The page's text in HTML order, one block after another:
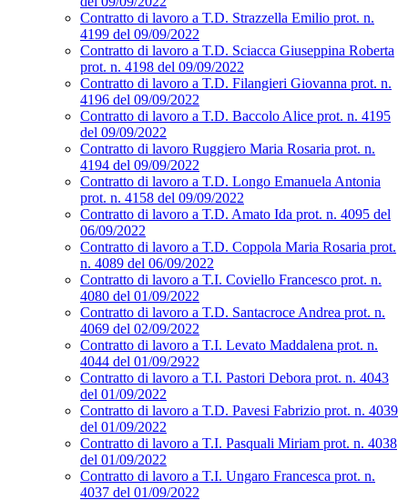
Contratto di lavoro a T.D. Strazzella Emilio prot. n.
4199 del 09/09/2022
Contratto di lavoro a T.D. Sciacca Giuseppina Roberta
prot. n. 4198 del 09/09/2022
Contratto di lavoro a T.D. Filangieri Giovanna prot. n.
4196 del 09/09/2022
Contratto di lavoro a T.D. Baccolo Alice prot. n. 4195
del 09/09/2022
Contratto di lavoro Ruggiero Maria Rosaria prot. n.
4194 del 09/09/2022
Contratto di lavoro a T.D. Longo Emanuela Antonia
prot. n. 4158 del 09/09/2022
Contratto di lavoro a T.D. Amato Ida prot. n. 4095 del
06/09/2022
Contratto di lavoro a T.D. Coppola Maria Rosaria prot.
n. 4089 del 06/09/2022
Contratto di lavoro a T.I. Coviello Francesco prot. n.
4080 del 01/09/2022
Contratto di lavoro a T.D. Santacroce Andrea prot. n.
4069 del 02/09/2022
Contratto di lavoro a T.I. Levato Maddalena prot. n.
4044 del 01/09/2922
Contratto di lavoro a T.I. Pastori Debora prot. n. 4043
del 01/09/2022
Contratto di lavoro a T.D. Pavesi Fabrizio prot. n. 4039
del 01/09/2022
Contratto di lavoro a T.I. Pasquali Miriam prot. n. 4038
del 01/09/2022
Contratto di lavoro a T.I. Ungaro Francesca prot. n.
4037 del 01/09/2022